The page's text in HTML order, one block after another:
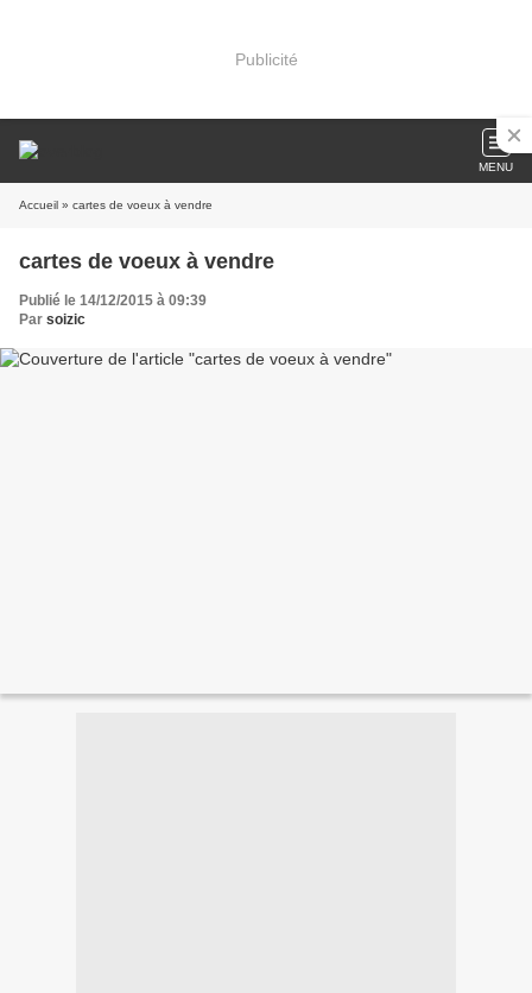
Publicité
MENU
Accueil » cartes de voeux à vendre
cartes de voeux à vendre
Publié le 14/12/2015 à 09:39
Par soizic